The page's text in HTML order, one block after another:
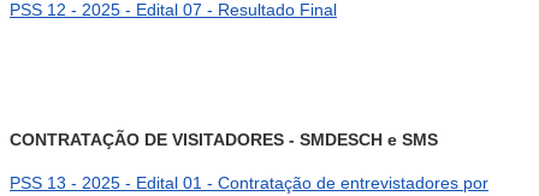
PSS 12 - 2025 - Edital 07 - Resultado Final
CONTRATAÇÃO DE VISITADORES - SMDESCH e SMS
PSS 13 - 2025 - Edital 01 - Contratação de entrevistadores por